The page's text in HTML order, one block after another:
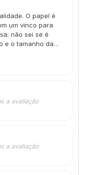
O papel é
um vinco para
não sei se é
e o tamanho da
o ajuste
a avaliação
a avaliação